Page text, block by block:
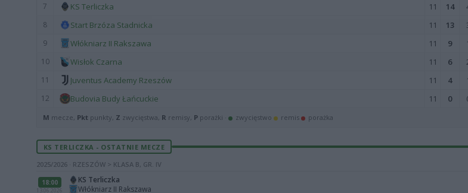
7 KS Terliczka 11 14
8 Start Brzóza Stadnicka 11 13
9 Włókniarz II Rakszawa 11 9
10 Wisłok Czarna 11 6
11 Juventus Academy Rzeszów 11 4
12 Budovia Budy Łańcuckie 11 0
M mecze, Pkt punkty, Z zwycięstwa, R remisy, P porażki · zwycięstwo remis porażka
KS TERLICZKA - OSTATNIE MECZE
2025/2026 · RZESZÓW > KLASA B, GR. IV
18:00
13.06.2026
KS Terliczka
Włókniarz II Rakszawa